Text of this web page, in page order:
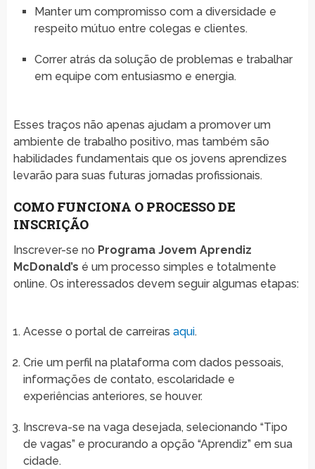
Manter um compromisso com a diversidade e
respeito mútuo entre colegas e clientes.
Correr atrás da solução de problemas e trabalhar
em equipe com entusiasmo e energia.
Esses traços não apenas ajudam a promover um
ambiente de trabalho positivo, mas também são
habilidades fundamentais que os jovens aprendizes
levarão para suas futuras jornadas profissionais.
COMO FUNCIONA O PROCESSO DE
INSCRIÇÃO
Inscrever-se no Programa Jovem Aprendiz
McDonald’s é um processo simples e totalmente
online. Os interessados devem seguir algumas etapas:
Acesse o portal de carreiras aqui.
Crie um perfil na plataforma com dados pessoais,
informações de contato, escolaridade e
experiências anteriores, se houver.
Inscreva-se na vaga desejada, selecionando “Tipo
de vagas” e procurando a opção “Aprendiz” em sua
cidade.